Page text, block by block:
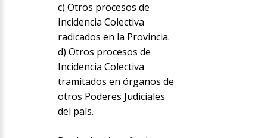
c) Otros procesos de
Incidencia Colectiva
radicados en la Provincia.
d) Otros procesos de
Incidencia Colectiva
tramitados en órganos de
otros Poderes Judiciales
del país.